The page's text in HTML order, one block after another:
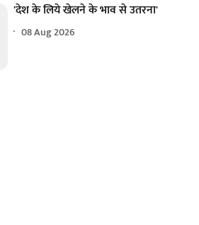
'देश के लिये खेलने के भाव से उतरना'
08 Aug 2026